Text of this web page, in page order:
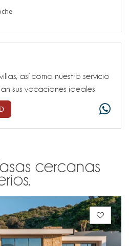
así como nuestro servicio
sus vacaciones ideales
cercanas